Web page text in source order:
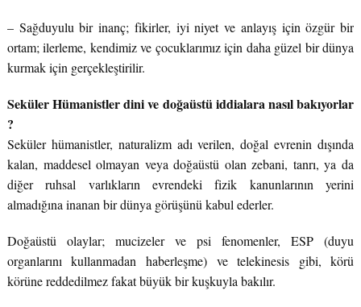
– Sağduyulu bir inanç; fikirler, iyi niyet ve anlayış için özgür bir
ortam; ilerleme, kendimiz ve çocuklarımız için daha güzel bir dünya
kurmak için gerçekleştirilir.
Seküler Hümanistler dini ve doğaüstü iddialara nasıl bakıyorlar
?
Seküler hümanistler, naturalizm adı verilen, doğal evrenin dışında
kalan, maddesel olmayan veya doğaüstü olan zebani, tanrı, ya da
diğer ruhsal varlıkların evrendeki fizik kanunlarının yerini
almadığına inanan bir dünya görüşünü kabul ederler.
Doğaüstü olaylar; mucizeler ve psi fenomenler, ESP (duyu
organlarını kullanmadan haberleşme) ve telekinesis gibi, körü
körüne reddedilmez fakat büyük bir kuşkuyla bakılır.